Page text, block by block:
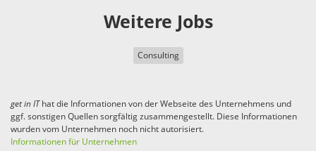
Weitere Jobs
Consulting
get in IThat die Informationen von der Webseite des Unternehmens und
ggf. sonstigen Quellen sorgfältig zusammengestellt. Diese Informationen
wurden vom Unternehmen noch nicht autorisiert.
Informationen für Unternehmen